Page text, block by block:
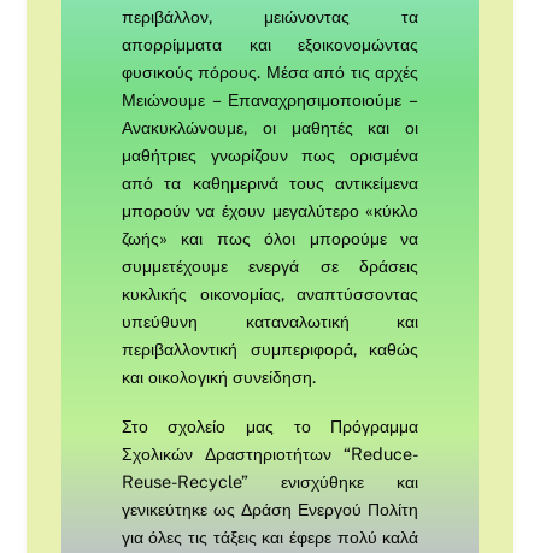
περιβάλλον, μειώνοντας τα
απορρίμματα και εξοικονομώντας
φυσικούς πόρους. Μέσα από τις αρχές
Μειώνουμε – Επαναχρησιμοποιούμε –
Ανακυκλώνουμε, οι μαθητές και οι
μαθήτριες γνωρίζουν πως ορισμένα
από τα καθημερινά τους αντικείμενα
μπορούν να έχουν μεγαλύτερο «κύκλο
ζωής» και πως όλοι μπορούμε να
συμμετέχουμε ενεργά σε δράσεις
κυκλικής οικονομίας, αναπτύσσοντας
υπεύθυνη καταναλωτική και
περιβαλλοντική συμπεριφορά, καθώς
και οικολογική συνείδηση.
Στο σχολείο μας το Πρόγραμμα
Σχολικών Δραστηριοτήτων “Reduce-
Reuse-Recycle” ενισχύθηκε και
γενικεύτηκε ως Δράση Ενεργού Πολίτη
για όλες τις τάξεις και έφερε πολύ καλά